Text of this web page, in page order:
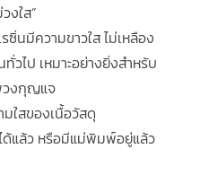
งใส”
ซิ่นมีความขาวใส ไม่เหลือง
วไป เหมาะอย่างยิ่งสำหรับ
วงกุญแจ
มใสของเนื้อวัสดุ
แล้ว หรือมีแม่พิมพ์อยู่แล้ว